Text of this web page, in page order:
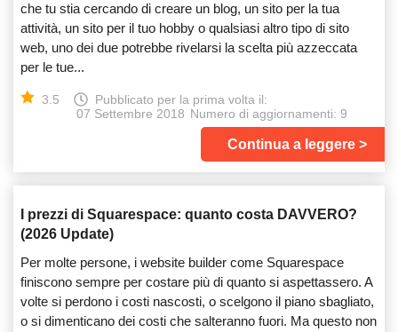
che tu stia cercando di creare un blog, un sito per la tua
attività, un sito per il tuo hobby o qualsiasi altro tipo di sito
web, uno dei due potrebbe rivelarsi la scelta più azzeccata
per le tue...
3.5
Pubblicato per la prima volta il:
07 Settembre 2018 Numero di aggiornamenti: 9
Continua a leggere
I prezzi di Squarespace: quanto costa DAVVERO?
(2026 Update)
Per molte persone, i website builder come Squarespace
finiscono sempre per costare più di quanto si aspettassero. A
volte si perdono i costi nascosti, o scelgono il piano sbagliato,
o si dimenticano dei costi che salteranno fuori. Ma questo non